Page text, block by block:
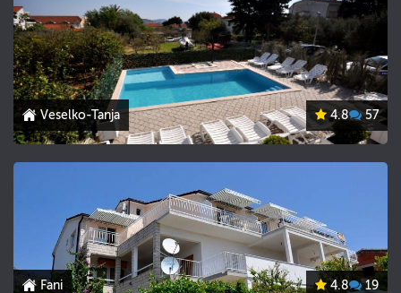
Veselko-Tanja 4.8 57
Fani 4.8 19